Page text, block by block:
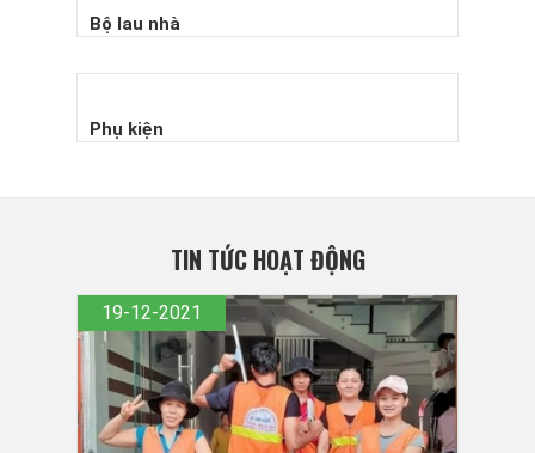
Bộ lau nhà
Phụ kiện
TIN TỨC HOẠT ĐỘNG
19-12-2021